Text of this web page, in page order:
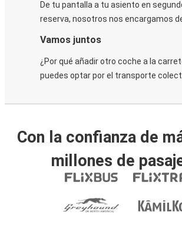
De tu pantalla a tu asiento en
reserva, nosotros nos encargamos
Vamos juntos
¿Por qué añadir otro coche a la
puedes optar por el transporte
Con la confianza de
millones de